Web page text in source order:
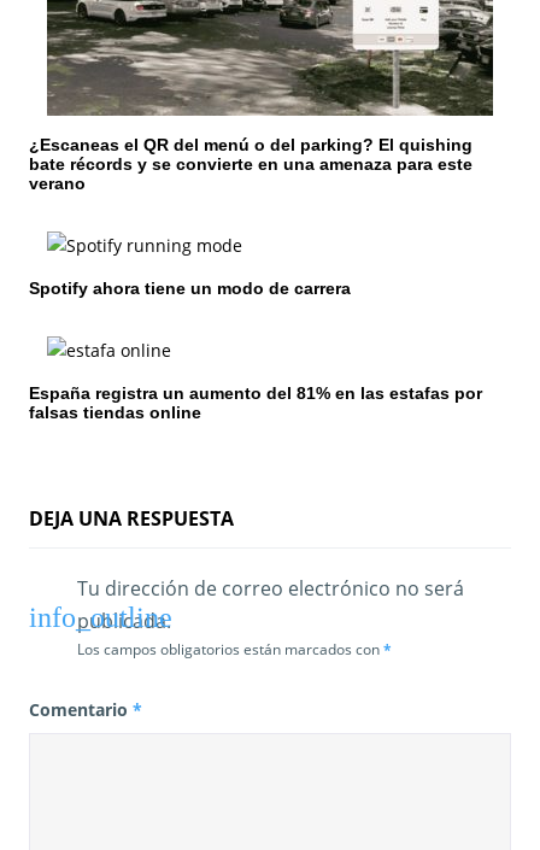
e
n
t
r
a
a
s
¿Escaneas el QR del menú o del parking? El quishing
bate récords y se convierte en una amenaza para este
verano
Spotify ahora tiene un modo de carrera
España registra un aumento del 81% en las estafas por
falsas tiendas online
DEJA UNA RESPUESTA
Tu dirección de correo electrónico no será
publicada.
Los campos obligatorios están marcados con*
Comentario *